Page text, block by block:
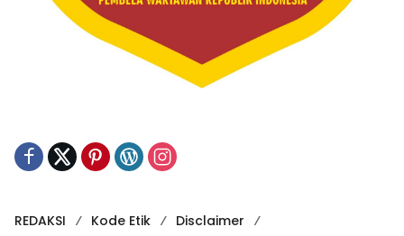
REDAKSI Kode Etik
Disclaimer